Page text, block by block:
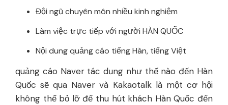
Đội ngũ chuyên môn nhiều kinh nghiệm
Làm việc trực tiếp với người HÀN QUỐC
Nội dung quảng cáo tiếng Hàn, tiếng Việt
quảng cáo Naver tác dụng như thế nào đến Hàn
Quốc sẽ qua Naver và Kakaotalk là một cơ hội
không thể bỏ lỡ để thu hút khách Hàn Quốc đến